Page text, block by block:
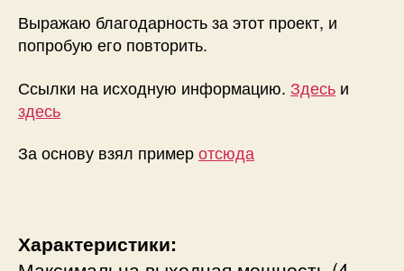
Выражаю благодарность за этот проект, и
попробую его повторить.
Ссылки на исходную информацию. Здесь и
здесь
За основу взял примеротсюда
Характеристики: